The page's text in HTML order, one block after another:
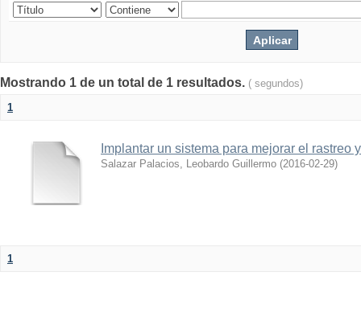
Mostrando 1 de un total de 1 resultados. ( segundos)
1
Implantar un sistema para mejorar el rastreo
Salazar Palacios, Leobardo Guillermo (2016-02-29)
1